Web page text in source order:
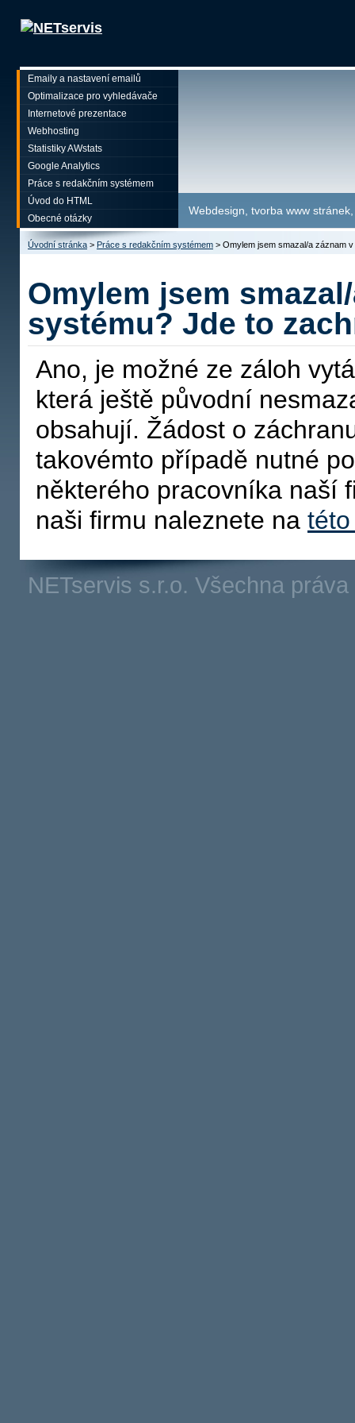
Omylem jsem
systému? Jde to
Ano, je možné ze záloh
která ještě původní
obsahují. Žádost o
takovémto případě nutné
některého pracovníka naší
naši firmu naleznete na
Úvodní stránka > Práce s redakčním systémem > Omylem jsem smazal/a záznam
Emaily a nastavení emailů
Optimalizace pro vyhledávače
Internetové prezentace
Webhosting
Statistiky AWstats
Google Analytics
Práce s redakčním systémem
Úvod do HTML
Obecné otázky
Webdesign, tvorba www
NETservis s.r.o. Všechna